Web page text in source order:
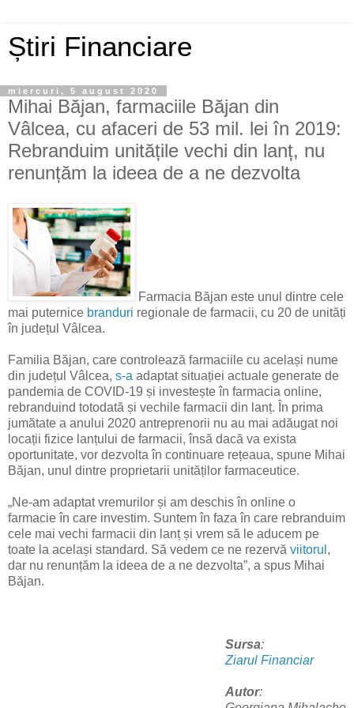
Știri Financiare
miercuri, 5 august 2020
Mihai Băjan, farmaciile Băjan din
Vâlcea, cu afaceri de 53 mil. lei în 2019:
Rebranduim unitățile vechi din lanț, nu
renunțăm la ideea de a ne dezvolta
Farmacia Băjan este unul dintre cele
mai puternice branduri regionale de farmacii, cu 20 de unități
în județul Vâlcea.
Familia Băjan, care controlează farmaciile cu același nume
din județul Vâlcea, s-a adaptat situației actuale generate de
pan­demia de COVID-19 și investește în farmacia online,
rebranduind totodată și vechile farmacii din lanț. În prima
jumătate a anului 2020 antre­prenorii nu au mai adăugat noi
locații fizice lanțului de farmacii, însă dacă va exista
oportunitate, vor dezvolta în continuare rețeaua, spune Mihai
Băjan, unul dintre proprietarii unităților farmaceutice.
„Ne-am adaptat vremurilor și am deschis în online o
farmacie în care investim. Suntem în faza în care rebranduim
cele mai vechi farmacii din lanț și vrem să le aducem pe
toate la același standard. Să vedem ce ne rezervă viitorul ,
dar nu renunțăm la ideea de a ne dezvolta”, a spus Mihai
Băjan.
Sursa:
Ziarul Financiar
Autor: